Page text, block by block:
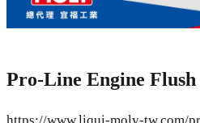
Pro-Line Engine